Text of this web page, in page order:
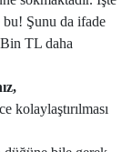
bu! Şunu da ifade
TL daha
kolaylaştırılması